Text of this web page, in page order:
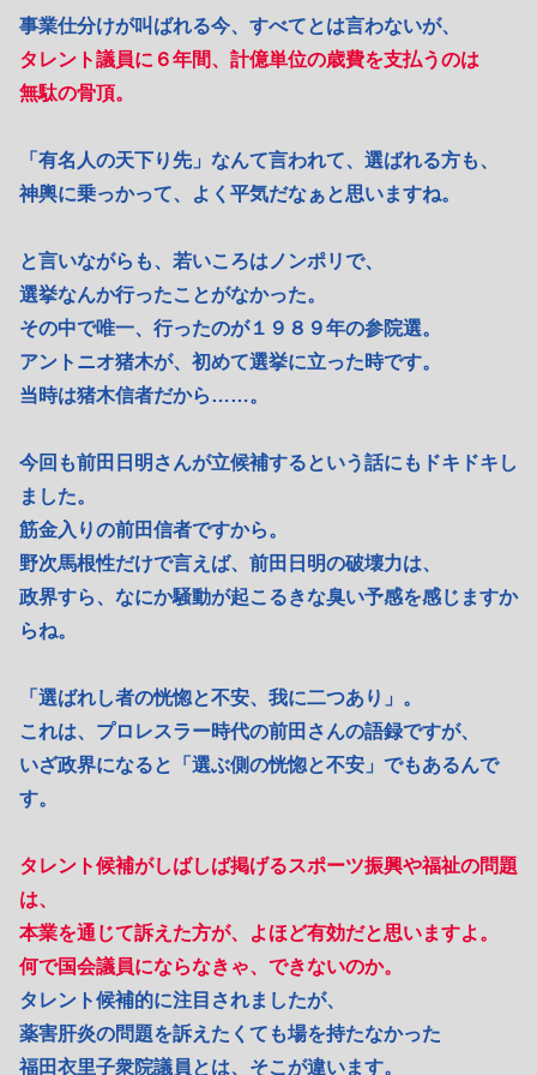
事業仕分けが叫ばれる今、すべてとは言わないが、
タレント議員に６年間、計億単位の歳費を支払うのは
無駄の骨頂。
「有名人の天下り先」なんて言われて、選ばれる方も、
神輿に乗っかって、よく平気だなぁと思いますね。
と言いながらも、若いころはノンポリで、
選挙なんか行ったことがなかった。
その中で唯一、行ったのが１９８９年の参院選。
アントニオ猪木が、初めて選挙に立った時です。
当時は猪木信者だから……。
今回も前田日明さんが立候補するという話にもドキドキし
ました。
筋金入りの前田信者ですから。
野次馬根性だけで言えば、前田日明の破壊力は、
政界すら、なにか騒動が起こるきな臭い予感を感じますか
らね。
「選ばれし者の恍惚と不安、我に二つあり」。
これは、プロレスラー時代の前田さんの語録ですが、
いざ政界になると「選ぶ側の恍惚と不安」でもあるんで
す。
タレント候補がしばしば掲げるスポーツ振興や福祉の問題
は、
本業を通じて訴えた方が、よほど有効だと思いますよ。
何で国会議員にならなきゃ、できないのか。
タレント候補的に注目されましたが、
薬害肝炎の問題を訴えたくても場を持たなかった
福田衣里子衆院議員とは、そこが違います。